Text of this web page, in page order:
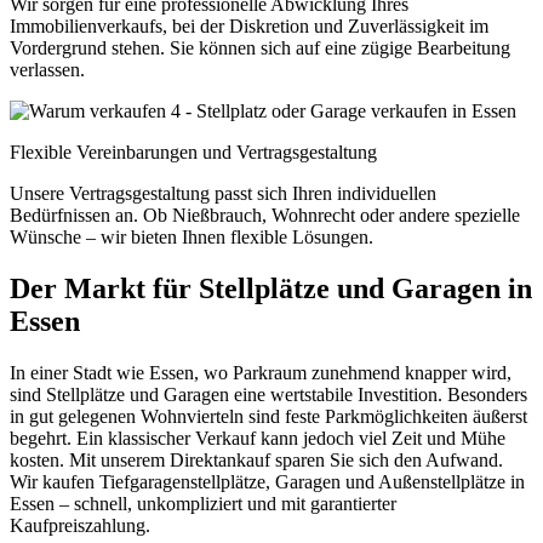
Wir sorgen für eine professionelle Abwicklung Ihres
Immobilienverkaufs, bei der Diskretion und Zuverlässigkeit im
Vordergrund stehen. Sie können sich auf eine zügige Bearbeitung
verlassen.
Flexible Vereinbarungen und Vertragsgestaltung
Unsere Vertragsgestaltung passt sich Ihren individuellen
Bedürfnissen an. Ob Nießbrauch, Wohnrecht oder andere spezielle
Wünsche – wir bieten Ihnen flexible Lösungen.
Der Markt für Stellplätze und Garagen in
Essen
In einer Stadt wie Essen, wo Parkraum zunehmend knapper wird,
sind Stellplätze und Garagen eine wertstabile Investition. Besonders
in gut gelegenen Wohnvierteln sind feste Parkmöglichkeiten äußerst
begehrt. Ein klassischer Verkauf kann jedoch viel Zeit und Mühe
kosten. Mit unserem Direktankauf sparen Sie sich den Aufwand.
Wir kaufen Tiefgaragenstellplätze, Garagen und Außenstellplätze in
Essen – schnell, unkompliziert und mit garantierter
Kaufpreiszahlung.